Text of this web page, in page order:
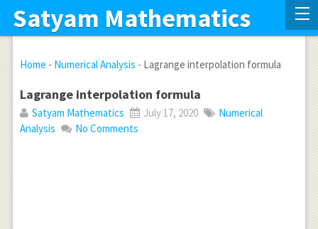
Satyam Mathematics
Home - Numerical Analysis - Lagrange interpolation formula
Lagrange interpolation formula
Satyam Mathematics July 17, 2020
Numerical
Analysis
No Comments